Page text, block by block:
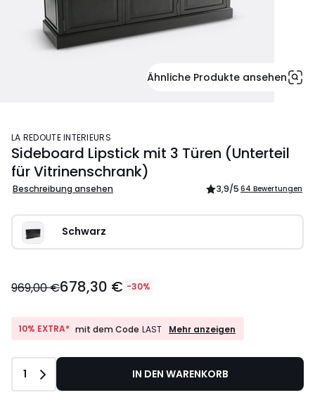
Ähnliche Produkte ansehen
LA REDOUTE INTERIEURS
Sideboard Lipstick mit 3 Türen (Unterteil
für Vitrinenschrank)
Beschreibung ansehen 3,9/5 64 Bewertungen
Schwarz
969,00 €678,30 € -30%
10% EXTRA* mit dem Code LAST
10%
Code
LAST
Mehr anzeigen
Anzahl
1 IN DEN WARENKORB